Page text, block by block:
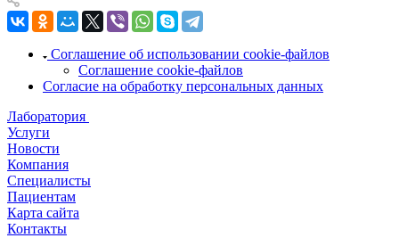
Соглашение об использовании cookie-файлов
Соглашение cookie-файлов
Согласие на обработку персональных данных
Лаборатория
Услуги
Новости
Компания
Специалисты
Пациентам
Карта сайта
Контакты